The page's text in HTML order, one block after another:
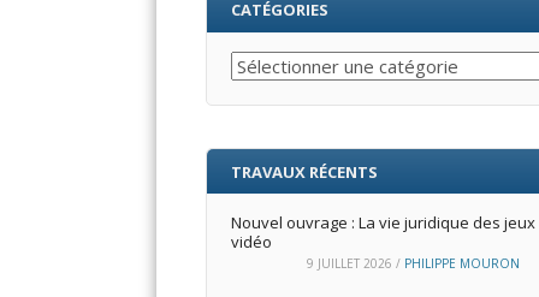
CATÉGORIES
Catégories
TRAVAUX RÉCENTS
Nouvel ouvrage : La vie juridique des jeux
vidéo
9 JUILLET 2026 / PHILIPPE MOURON